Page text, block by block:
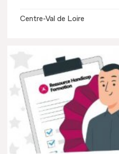
Centre-Val de Loire